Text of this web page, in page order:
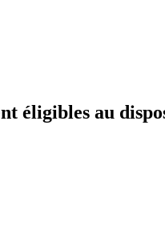
éligibles au